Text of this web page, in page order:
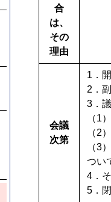
合
は、
その
理由
会議
次第
1．
2．
3．
（1
（2
（3
つい
4．
5．